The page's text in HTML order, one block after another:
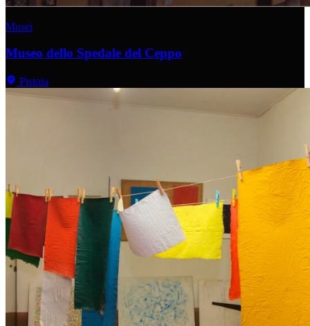
Musei
Museo dello Spedale del Ceppo
Pistoia